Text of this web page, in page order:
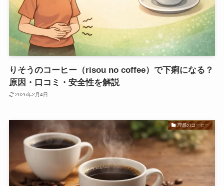
りそうのコーヒー（risou no coffee）で下痢になる？
原因・口コミ・安全性を解説
2026年2月4日
理想のコーヒー